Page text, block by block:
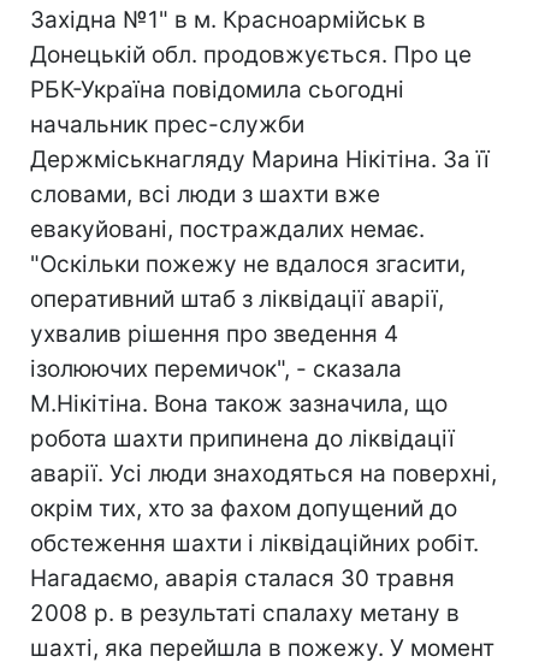
Західна №1" в м. Красноармійськ в
Донецькій обл. продовжується. Про це
РБК-Україна повідомила сьогодні
начальник прес-служби
Держміськнагляду Марина Нікітіна. За її
словами, всі люди з шахти вже
евакуйовані, постраждалих немає.
"Оскільки пожежу не вдалося згасити,
оперативний штаб з ліквідації аварії,
ухвалив рішення про зведення 4
ізолюючих перемичок", - сказала
М.Нікітіна. Вона також зазначила, що
робота шахти припинена до ліквідації
аварії. Усі люди знаходяться на поверхні,
окрім тих, хто за фахом допущений до
обстеження шахти і ліквідаційних робіт.
Нагадаємо, аварія сталася 30 травня
2008 р. в результаті спалаху метану в
шахті, яка перейшла в пожежу. У момент